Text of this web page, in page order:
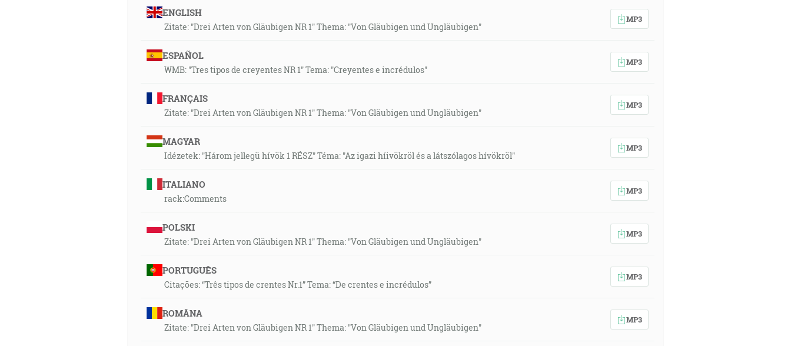
ENGLISH
Zitate: "Drei Arten von Gläubigen NR 1" Thema: "Von Gläubigen und Ungläubigen"
MP3
ESPAÑOL
WMB: "Tres tipos de creyentes NR 1" Tema: "Creyentes e incrédulos"
MP3
FRANÇAIS
Zitate: "Drei Arten von Gläubigen NR 1" Thema: "Von Gläubigen und Ungläubigen"
MP3
MAGYAR
Idézetek: "Három jellegü hívök 1 RÉSZ" Téma: "Az igazi híivökröl és a látszólagos hívökröl"
MP3
ITALIANO
rack:Comments
MP3
POLSKI
Zitate: "Drei Arten von Gläubigen NR 1" Thema: "Von Gläubigen und Ungläubigen"
MP3
PORTUGUÊS
Citações: “Três tipos de crentes Nr.1” Tema: “De crentes e incrédulos”
MP3
ROMÂNA
Zitate: "Drei Arten von Gläubigen NR 1" Thema: "Von Gläubigen und Ungläubigen"
MP3